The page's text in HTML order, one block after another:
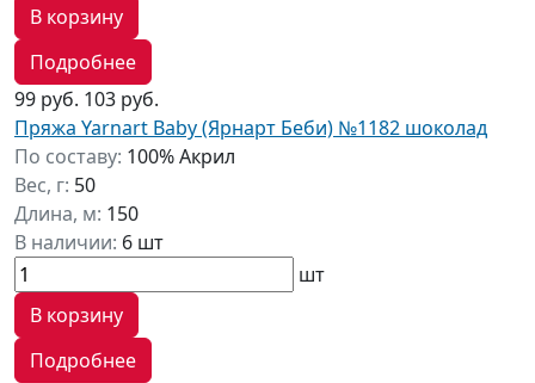
В корзину
Подробнее
99 руб. 103 руб.
Пряжа Yarnart Baby (Ярнарт Беби) №1182 шоколад
По составу: 100% Акрил
Вес, г: 50
Длина, м: 150
В наличии: 6 шт
шт
В корзину
Подробнее